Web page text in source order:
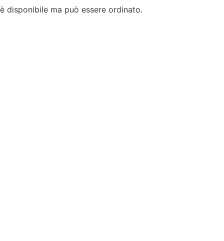
disponibile ma può essere ordinato.